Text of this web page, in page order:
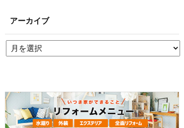
アーカイブ